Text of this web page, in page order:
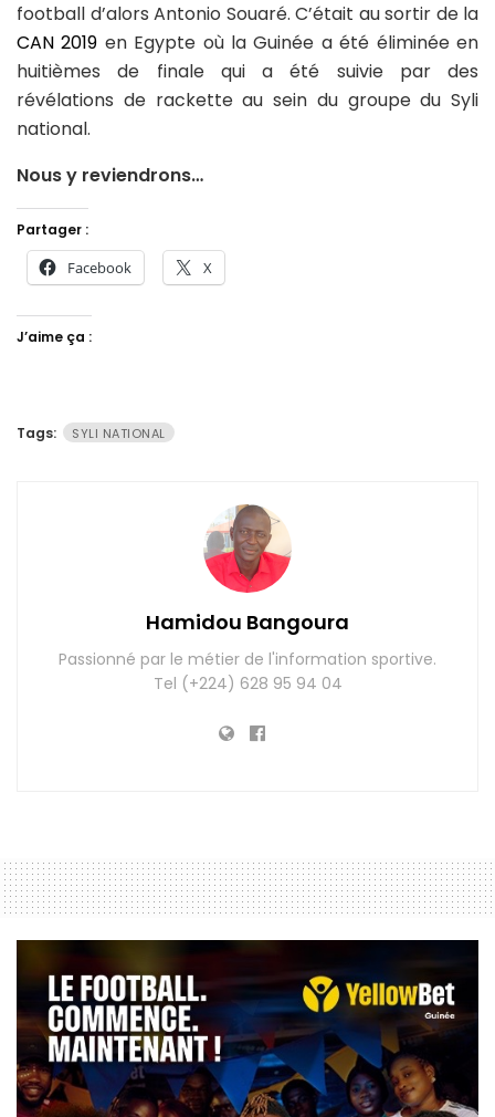
football d’alors Antonio Souaré. C’était au sortir de la
CAN 2019 en Egypte où la Guinée a été éliminée en
huitièmes de finale qui a été suivie par des
révélations de rackette au sein du groupe du Syli
national.
Nous y reviendrons…
Partager :
Facebook X
J’aime ça :
Tags: SYLI NATIONAL
Hamidou Bangoura
Passionné par le métier de l'information sportive.
Tel (+224) 628 95 94 04